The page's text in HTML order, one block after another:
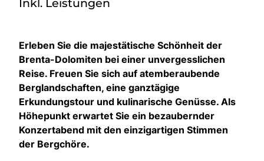
Erleben Sie die majestätische Schönheit der
Brenta-Dolomiten bei einer unvergesslichen
Reise. Freuen Sie sich auf atemberaubende
Berglandschaften, eine ganztägige
Erkundungstour und kulinarische Genüsse. Als
Höhepunkt erwartet Sie ein bezaubernder
Konzertabend mit den einzigartigen Stimmen
der Bergchöre.